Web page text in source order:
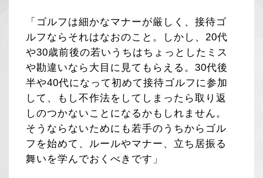
「ゴルフは細かなマナーが厳しく、接待ゴ
ルフならそれはなおのこと。しかし、20代
や30歳前後の若いうちはちょっとしたミス
や勘違いなら大目に見てもらえる。30代後
半や40代になって初めて接待ゴルフに参加
して、もし不作法をしてしまったら取り返
しのつかないことになるかもしれません。
そうならないためにも若手のうちからゴル
フを始めて、ルールやマナー、立ち居振る
舞いを学んでおくべきです」